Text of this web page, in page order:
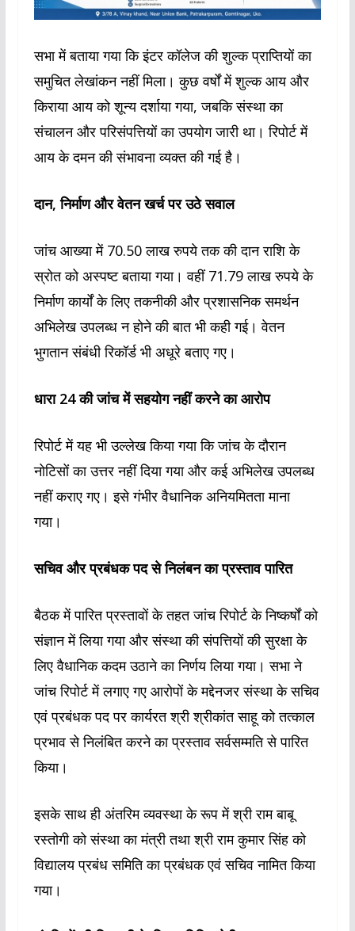
सभा में बताया गया कि इंटर कॉलेज की शुल्क प्राप्तियों का
समुचित लेखांकन नहीं मिला। कुछ वर्षों में शुल्क आय और
किराया आय को शून्य दर्शाया गया, जबकि संस्था का
संचालन और परिसंपत्तियों का उपयोग जारी था। रिपोर्ट में
आय के दमन की संभावना व्यक्त की गई है।
दान, निर्माण और वेतन खर्च पर उठे सवाल
जांच आख्या में 70.50 लाख रुपये तक की दान राशि के
स्रोत को अस्पष्ट बताया गया। वहीं 71.79 लाख रुपये के
निर्माण कार्यों के लिए तकनीकी और प्रशासनिक समर्थन
अभिलेख उपलब्ध न होने की बात भी कही गई। वेतन
भुगतान संबंधी रिकॉर्ड भी अधूरे बताए गए।
धारा 24 की जांच में सहयोग नहीं करने का आरोप
रिपोर्ट में यह भी उल्लेख किया गया कि जांच के दौरान
नोटिसों का उत्तर नहीं दिया गया और कई अभिलेख उपलब्ध
नहीं कराए गए। इसे गंभीर वैधानिक अनियमितता माना
गया।
सचिव और प्रबंधक पद से निलंबन का प्रस्ताव पारित
बैठक में पारित प्रस्तावों के तहत जांच रिपोर्ट के निष्कर्षों को
संज्ञान में लिया गया और संस्था की संपत्तियों की सुरक्षा के
लिए वैधानिक कदम उठाने का निर्णय लिया गया। सभा ने
जांच रिपोर्ट में लगाए गए आरोपों के मद्देनजर संस्था के सचिव
एवं प्रबंधक पद पर कार्यरत श्री श्रीकांत साहू को तत्काल
प्रभाव से निलंबित करने का प्रस्ताव सर्वसम्मति से पारित
किया।
इसके साथ ही अंतरिम व्यवस्था के रूप में श्री राम बाबू
रस्तोगी को संस्था का मंत्री तथा श्री राम कुमार सिंह को
विद्यालय प्रबंध समिति का प्रबंधक एवं सचिव नामित किया
गया।